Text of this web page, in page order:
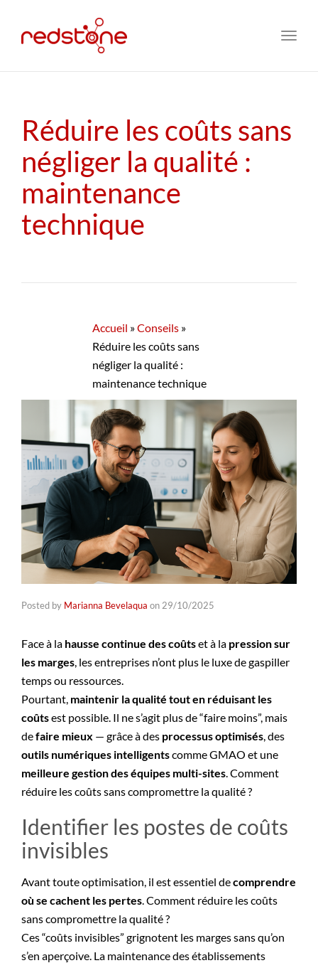
Réduire les coûts sans
négliger la qualité :
maintenance
technique
Accueil »Conseils »
Réduire les coûts sans
négliger la qualité :
maintenance technique
Posted by Marianna Bevelaqua on 29/10/2025
Face à la hausse continue des coûtset à la pression sur
les marges , les entreprises n’ont plus le luxe de gaspiller
temps ou ressources.
Pourtant, maintenir la qualité tout en réduisant les
coûtsest possible. Il ne s’agit plus de “faire moins”, mais
defaire mieux — grâce à des processus optimisés , des
outils numériques intelligentscomme GMAO et une
meilleure gestion des équipes multi-sites . Comment
réduire les coûts sans compromettre la qualité ?
Identifier les postes de coûts
invisibles
Avant toute optimisation, il est essentiel decomprendre
où se cachent les pertes . Comment réduire les coûts
sans compromettre la qualité ?
Ces “coûts invisibles” grignotent les marges sans qu’on
s’en aperçoive. La maintenance des établissements